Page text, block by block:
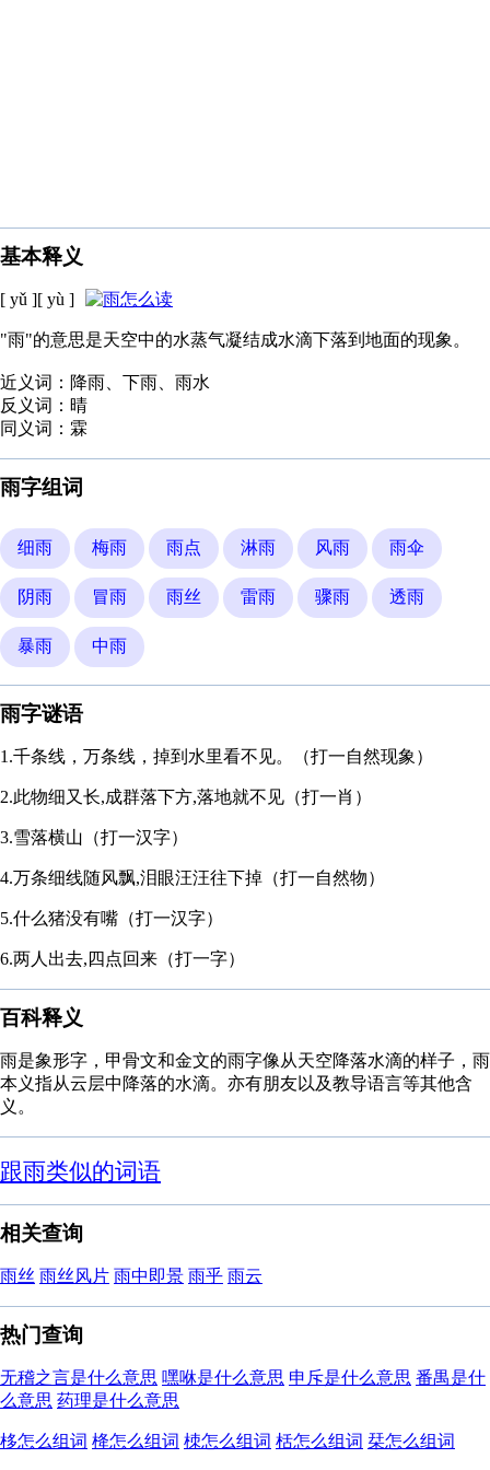
基本释义
[ yǔ ][ yù ]
"雨"的意思是天空中的水蒸气凝结成水滴下落到地面的现象。
近义词：降雨、下雨、雨水
反义词：晴
同义词：霖
雨字组词
细雨 梅雨 雨点 淋雨 风雨 雨伞
阴雨 冒雨 雨丝 雷雨 骤雨 透雨
暴雨 中雨
雨字谜语
1.千条线，万条线，掉到水里看不见。（打一自然现象）
2.此物细又长,成群落下方,落地就不见（打一肖）
3.雪落横山（打一汉字）
4.万条细线随风飘,泪眼汪汪往下掉（打一自然物）
5.什么猪没有嘴（打一汉字）
6.两人出去,四点回来（打一字）
百科释义
雨是象形字，甲骨文和金文的雨字像从天空降落水滴的样子，雨
本义指从云层中降落的水滴。亦有朋友以及教导语言等其他含
义。
跟雨类似的词语
相关查询
雨丝 雨丝风片 雨中即景 雨乎 雨云
热门查询
无稽之言是什么意思 嘿咻是什么意思 申斥是什么意思 番禺是什
么意思 药理是什么意思
栘怎么组词 栙怎么组词 栜怎么组词 栝怎么组词 栞怎么组词